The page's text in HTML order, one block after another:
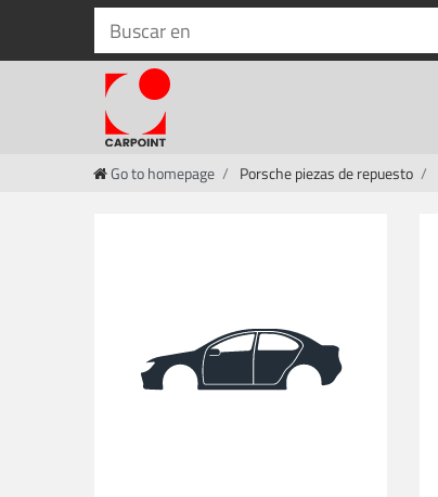
Go to homepage Porsche piezas de repuesto